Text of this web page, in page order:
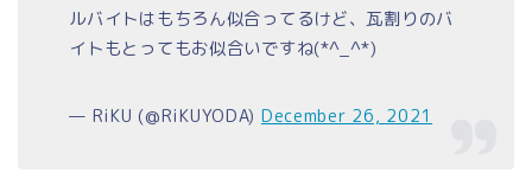
ルバイトはもちろん似合ってるけど、瓦割りのバ
イトもとってもお似合いですね(*^_^*)
— RiKU (@RiKUYODA) December 26, 2021